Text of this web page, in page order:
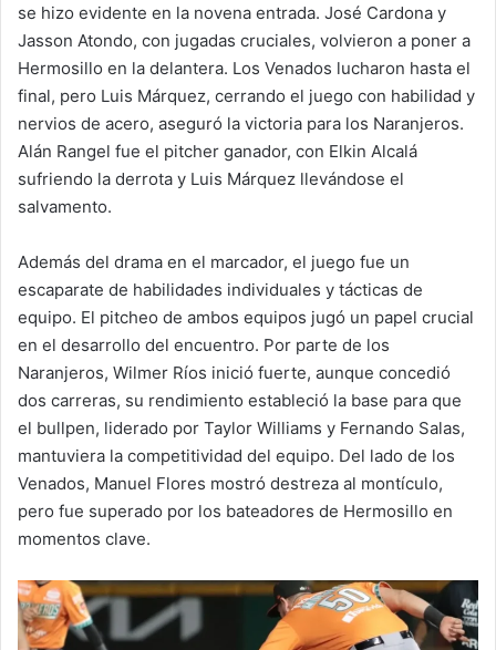
se hizo evidente en la novena entrada. José Cardona y
Jasson Atondo, con jugadas cruciales, volvieron a poner a
Hermosillo en la delantera. Los Venados lucharon hasta el
final, pero Luis Márquez, cerrando el juego con habilidad y
nervios de acero, aseguró la victoria para los Naranjeros.
Alán Rangel fue el pitcher ganador, con Elkin Alcalá
sufriendo la derrota y Luis Márquez llevándose el
salvamento.
Además del drama en el marcador, el juego fue un
escaparate de habilidades individuales y tácticas de
equipo. El pitcheo de ambos equipos jugó un papel crucial
en el desarrollo del encuentro. Por parte de los
Naranjeros, Wilmer Ríos inició fuerte, aunque concedió
dos carreras, su rendimiento estableció la base para que
el bullpen, liderado por Taylor Williams y Fernando Salas,
mantuviera la competitividad del equipo. Del lado de los
Venados, Manuel Flores mostró destreza al montículo,
pero fue superado por los bateadores de Hermosillo en
momentos clave.